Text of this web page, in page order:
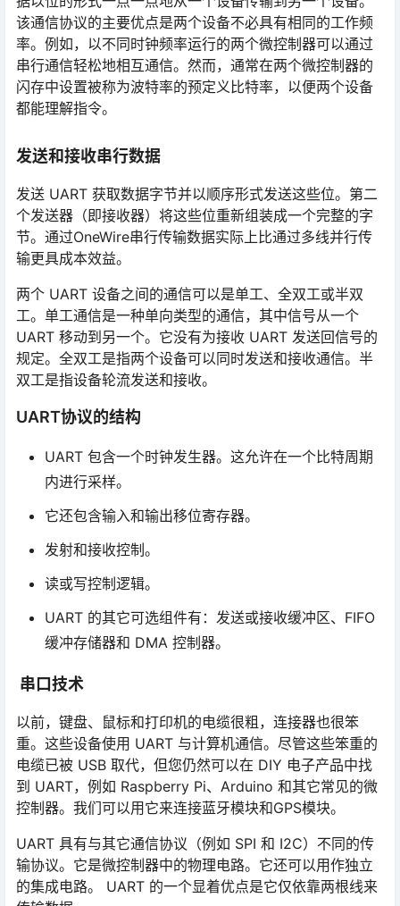
该通信协议的主要优点是两个设备不必具有相同的工作频
率。例如，以不同时钟频率运行的两个微控制器可以通过
串行通信轻松地相互通信。然而，通常在两个微控制器的
闪存中设置被称为波特率的预定义比特率，以便两个设备
都能理解指令。
发送和接收串行数据
发送 UART 获取数据字节并以顺序形式发送这些位。第二
个发送器（即接收器）将这些位重新组装成一个完整的字
节。通过OneWire串行传输数据实际上比通过多线并行传
输更具成本效益。
两个 UART 设备之间的通信可以是单工、全双工或半双
工。单工通信是一种单向类型的通信，其中信号从一个
UART 移动到另一个。它没有为接收 UART 发送回信号的
规定。全双工是指两个设备可以同时发送和接收通信。半
双工是指设备轮流发送和接收。
UART协议的结构
UART 包含一个时钟发生器。这允许在一个比特周期
内进行采样。
它还包含输入和输出移位寄存器。
发射和接收控制。
读或写控制逻辑。
UART 的其它可选组件有：发送或接收缓冲区、FIFO
缓冲存储器和 DMA 控制器。
串口技术
以前，键盘、鼠标和打印机的电缆很粗，连接器也很笨
重。这些设备使用 UART 与计算机通信。尽管这些笨重的
电缆已被 USB 取代，但您仍然可以在 DIY 电子产品中找
到 UART，例如 Raspberry Pi、Arduino 和其它常见的微
控制器。我们可以用它来连接蓝牙模块和GPS模块。
UART 具有与其它通​​信协议（例如 SPI 和 I2C）不同的传
输协议。它是微控制器中的物理电路。它还可以用作独立
的集成电路。 UART 的一个显着优点是它仅依靠两根线来